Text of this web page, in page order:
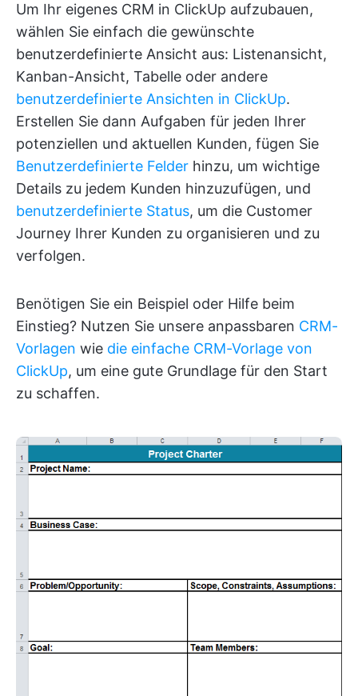
Um Ihr eigenes CRM in ClickUp aufzubauen,
wählen Sie einfach die gewünschte
benutzerdefinierte Ansicht aus: Listenansicht,
Kanban-Ansicht, Tabelle oder andere
benutzerdefinierte Ansichten in ClickUp.
Erstellen Sie dann Aufgaben für jeden Ihrer
potenziellen und aktuellen Kunden, fügen Sie
Benutzerdefinierte Felder hinzu, um wichtige
Details zu jedem Kunden hinzuzufügen, und
benutzerdefinierte Status, um die Customer
Journey Ihrer Kunden zu organisieren und zu
verfolgen.
Benötigen Sie ein Beispiel oder Hilfe beim
Einstieg? Nutzen Sie unsere anpassbaren CRM-
Vorlagen wie die einfache CRM-Vorlage von
ClickUp, um eine gute Grundlage für den Start
zu schaffen.